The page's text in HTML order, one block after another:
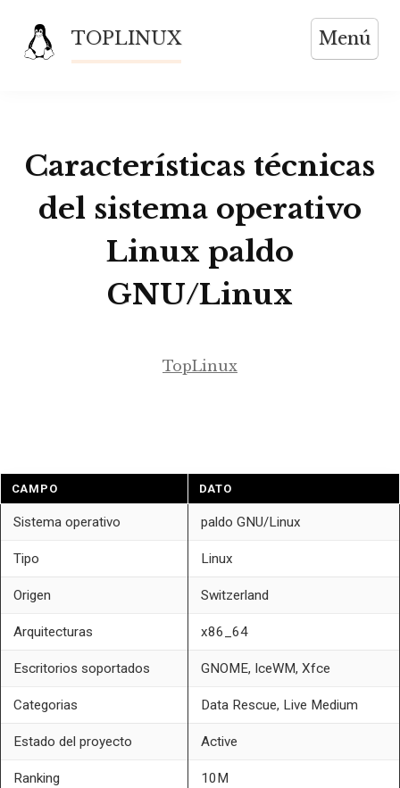
contenido
TOPLINUX Menú
Características técnicas
del sistema operativo
Linux paldo
GNU/Linux
TopLinux
CAMPO DATO
Sistema operativo paldo GNU/Linux
Tipo Linux
Origen Switzerland
Arquitecturas x86_64
Escritorios soportados GNOME, IceWM, Xfce
Categorias Data Rescue, Live Medium
Estado del proyecto Active
Ranking 10M